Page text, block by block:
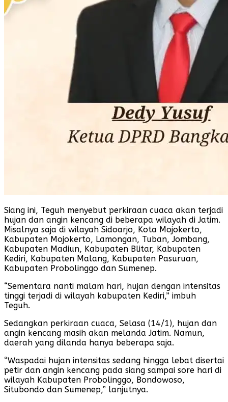
Siang ini, Teguh menyebut perkiraan cuaca akan terjadi
hujan dan angin kencang di beberapa wilayah di Jatim.
Misalnya saja di wilayah Sidoarjo, Kota Mojokerto,
Kabupaten Mojokerto, Lamongan, Tuban, Jombang,
Kabupaten Madiun, Kabupaten Blitar, Kabupaten
Kediri, Kabupaten Malang, Kabupaten Pasuruan,
Kabupaten Probolinggo dan Sumenep.
“Sementara nanti malam hari, hujan dengan intensitas
tinggi terjadi di wilayah kabupaten Kediri,” imbuh
Teguh.
Sedangkan perkiraan cuaca, Selasa (14/1), hujan dan
angin kencang masih akan melanda Jatim. Namun,
daerah yang dilanda hanya beberapa saja.
“Waspadai hujan intensitas sedang hingga lebat disertai
petir dan angin kencang pada siang sampai sore hari di
wilayah Kabupaten Probolinggo, Bondowoso,
Situbondo dan Sumenep,” lanjutnya.